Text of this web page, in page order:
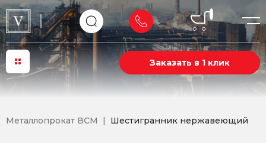
Заказать в 1 клик
Металлопрокат ВСМ Шестигранник нержавеющий